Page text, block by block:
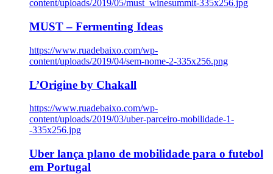
content/uploads/2019/05/must_winesummit-335x256.jpg
MUST – Fermenting Ideas
https://www.ruadebaixo.com/wp-
content/uploads/2019/04/sem-nome-2-335x256.png
L’Origine by Chakall
https://www.ruadebaixo.com/wp-
content/uploads/2019/03/uber-parceiro-mobilidade-1-
-335x256.jpg
Uber lança plano de mobilidade para o futebol
em Portugal